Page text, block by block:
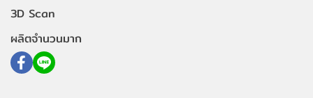
3D Scan
ผลิตจำนวนมาก